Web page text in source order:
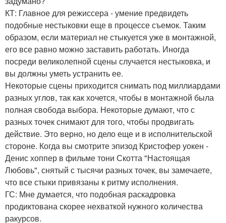
КТ: Главное для режиссера - умение предвидеть
подобные нестыковки еще в процессе съемок. Таким
образом, если материал не стыкуется уже в монтажной,
его все равно можно заставить работать. Иногда
посреди великолепной сцены случается нестыковка, и
вы должны уметь устранить ее.
Некоторые сцены приходится снимать под миллиардами
разных углов, так как хочется, чтобы в монтажной была
полная свобода выбора. Некоторые думают, что с
разных точек снимают для того, чтобы продвигать
действие. Это верно, но дело еще и в исполнительской
стороне. Когда вы смотрите эпизод Кристофер уокен -
Денис хоппер в фильме тони Скотта "Настоящая
Любовь", снятый с тысячи разных точек, вы замечаете,
что все стыки привязаны к ритму исполнения.
ГС: Мне думается, что подобная раскадровка
продиктована скорее нехваткой нужного количества
ракурсов.